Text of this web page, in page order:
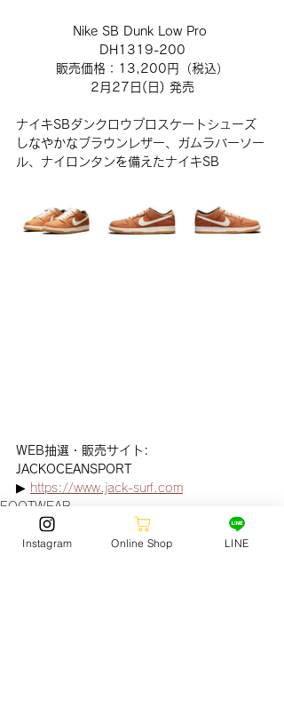
Nike SB Dunk Low Pro
DH1319-200
販売価格：13,200円（税込）
2月27日(日) 発売
ナイキSBダンクロウプロスケートシューズ
しなやかなブラウンレザー、ガムラバーソー
ル、ナイロンタンを備えたナイキSB
WEB抽選・販売サイト:
JACKOCEANSPORT
▶︎ https://www.jack-surf.com
FOOTWEAR
Instagram Online Shop LINE